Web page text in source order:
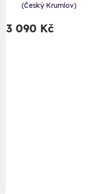
(Český Krumlov)
3 090 Kč